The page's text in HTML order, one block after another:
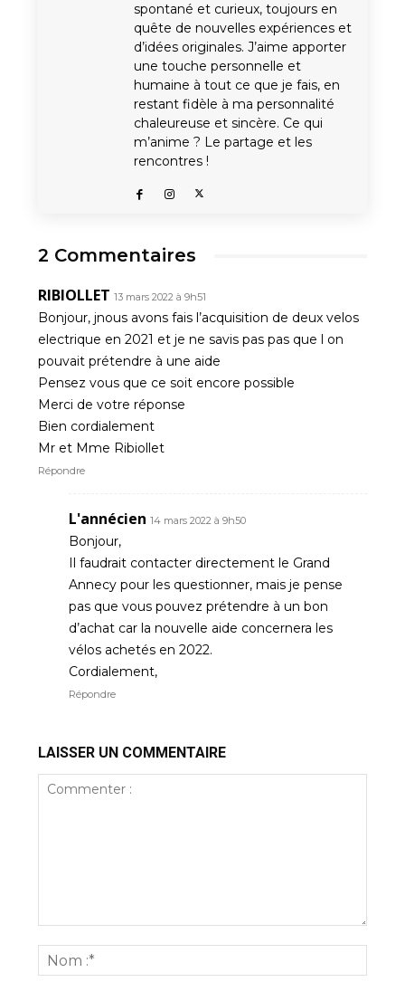
spontané et curieux, toujours en
quête de nouvelles expériences et
d’idées originales. J’aime apporter
une touche personnelle et
humaine à tout ce que je fais, en
restant fidèle à ma personnalité
chaleureuse et sincère. Ce qui
m’anime ? Le partage et les
rencontres !
2 Commentaires
RIBIOLLET 13 mars 2022 à 9h51
Bonjour, jnous avons fais l’acquisition de deux velos
electrique en 2021 et je ne savis pas pas que l on
pouvait prétendre à une aide
Pensez vous que ce soit encore possible
Merci de votre réponse
Bien cordialement
Mr et Mme Ribiollet
Répondre
L'annécien 14 mars 2022 à 9h50
Bonjour,
Il faudrait contacter directement le Grand
Annecy pour les questionner, mais je pense
pas que vous pouvez prétendre à un bon
d’achat car la nouvelle aide concernera les
vélos achetés en 2022.
Cordialement,
Répondre
LAISSER UN COMMENTAIRE
:*